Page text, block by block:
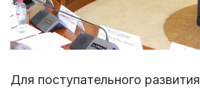
Для поступательного развития